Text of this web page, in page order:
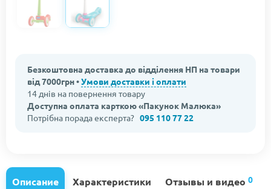
Безкоштовна доставка до відділення НП на товари
від 7000грн •Умови доставки і оплати
14 днів на повернення товару
Доступна оплата карткою «Пакунок Малюка»
Потрібна порада експерта? 095 110 77 22
Описание Характеристики Отзывы и видео 0